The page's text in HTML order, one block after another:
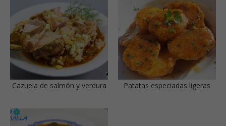
Cazuela de salmón y verdura Patatas especiadas ligeras